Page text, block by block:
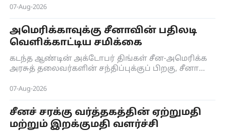
கிழக்காசிய பிரிவின் இணைச் செயலாளர் சுஜித்
கோஷ் ஆகியோர், ஆகஸ்டு 6ஆம் நாள் புது
தில்லியில் நடைபெற்ற சீன-இந்திய எல்லை
விவகாரத்துக்கான கலந்தாய்வு மற்றும்
ஒருங்கிணைப்புப் பணி அமைப்புமுறை பற்றிய
36வது கூட்டத்துக்குக் கூட்டாகத் தலைமைத்
தாங்கினர்.
07-Aug-2026
அமெரிக்காவுக்கு சீனாவின் பதிலடி
வெளிக்காட்டிய சமிக்கை
கடந்த ஆண்டின் அக்டோபர் திங்கள் சீன-அமெரிக்க
அரசுத் தலைவர்களின் சந்திப்புக்குப் பிறகு, சீனா
பல முறை வெளியிட்டன.
07-Aug-2026
சீனச் சரக்கு வர்த்தகத்தின் ஏற்றுமதி
மற்றும் இறக்குமதி வளர்ச்சி